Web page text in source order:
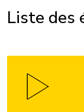
Liste des